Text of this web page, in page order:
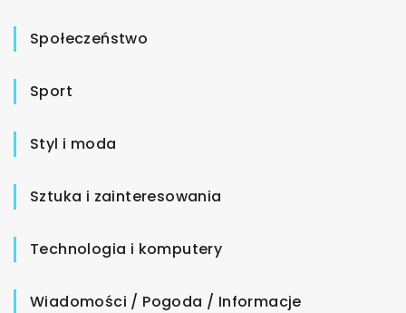
Społeczeństwo
Sport
Styl i moda
Sztuka i zainteresowania
Technologia i komputery
Wiadomości / Pogoda / Informacje